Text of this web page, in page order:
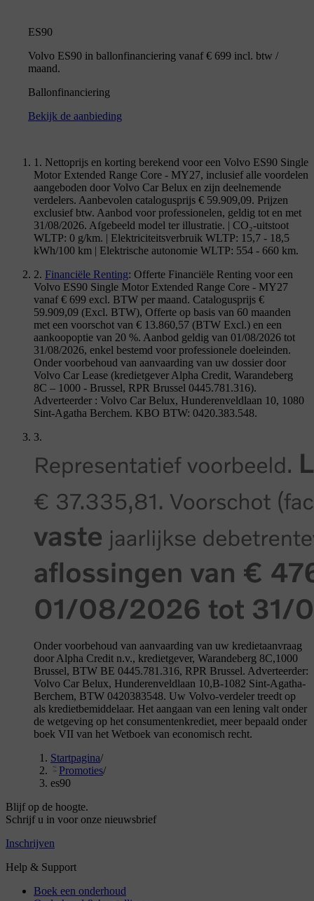
ES90
Volvo ES90 in ballonfinanciering vanaf € 699 incl. btw /
maand.
Ballonfinanciering
Bekijk de aanbieding
1. Nettoprijs en korting berekend voor een Volvo ES90 Single
Motor Extended Range Core - MY27, inclusief alle voordelen
aangeboden door Volvo Car Belux en zijn deelnemende
verdelers. Aanbevolen catalogusprijs € 59.909,09. Prijzen
exclusief btw. Aanbod voor professionelen, geldig tot en met
31/08/2026. Afgebeeld model ter illustratie. | CO₂-uitstoot
WLTP: 0 g/km. | Elektriciteitsverbruik WLTP: 15,7 - 18,5
kWh/100 km | Elektrische autonomie WLTP: 554 - 660 km.
2. Financiële Renting: Offerte Financiële Renting voor een
Volvo ES90 Single Motor Extended Range Core - MY27
vanaf € 699 excl. BTW per maand. Catalogusprijs €
59.909,09 (Excl. BTW), Offerte op basis van 60 maanden
met een voorschot van € 13.860,57 (BTW Excl.) en een
aankoopoptie van 20 %. Aanbod geldig van 01/08/2026 tot
31/08/2026, enkel bestemd voor professionele doeleinden.
Onder voorbehoud van aanvaarding van uw dossier door
Volvo Car Lease (kredietgever Alpha Credit, Warandeberg
8C – 1000 - Brussel, RPR Brussel 0445.781.316).
Adverteerder : Volvo Car Belux, Hunderenveldlaan 10, 1080
Sint-Agatha Berchem. KBO BTW: 0420.383.548.
3.
Onder voorbehoud van aanvaarding van uw kredietaanvraag
door Alpha Credit n.v., kredietgever, Warandeberg 8C,1000
Brussel, BTW BE 0445.781.316, RPR Brussel. Adverteerder:
Volvo Car Belux, Hunderenveldlaan 10,B-1082 Sint-Agatha-
Berchem, BTW 0420383548. Uw Volvo-verdeler treedt op
als kredietbemiddelaar. Het aangaan van een lening valt onder
de wetgeving op het consumentenkrediet, meer bepaald onder
boek VII van het Wetboek van economisch recht.
Startpagina/
Promoties/
es90